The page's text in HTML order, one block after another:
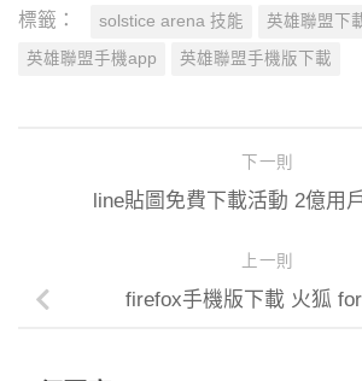
標籤： solstice arena 技能 英雄聯盟下
英雄聯盟手機app 英雄聯盟手機版下載
下一則
line貼圖免費下載活動 2億用
上一則
firefox手機版下載 火狐